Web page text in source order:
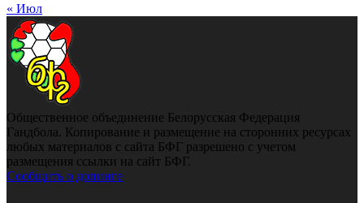
« Июл
Общественное объединение Белорусская Федерация
Гандбола. Копирование и размещение на сторонних ресурсах
любых материалов с сайта БФГ разрешено с учетом
размещения ссылки на сайт БФГ.
Сообщить о допинге